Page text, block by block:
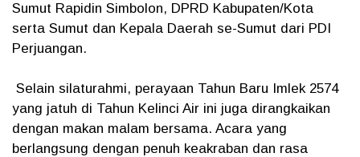
Sumut Rapidin Simbolon, DPRD Kabupaten/Kota
serta Sumut dan Kepala Daerah se-Sumut dari PDI
Perjuangan.
Selain silaturahmi, perayaan Tahun Baru Imlek 2574
yang jatuh di Tahun Kelinci Air ini juga dirangkaikan
dengan makan malam bersama. Acara yang
berlangsung dengan penuh keakraban dan rasa